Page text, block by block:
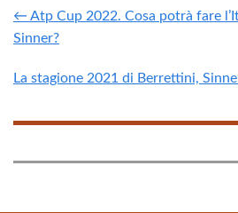
← Atp Cup 2022. Cosa potrà fare
Sinner?
La stagione 2021 di Berrettini,